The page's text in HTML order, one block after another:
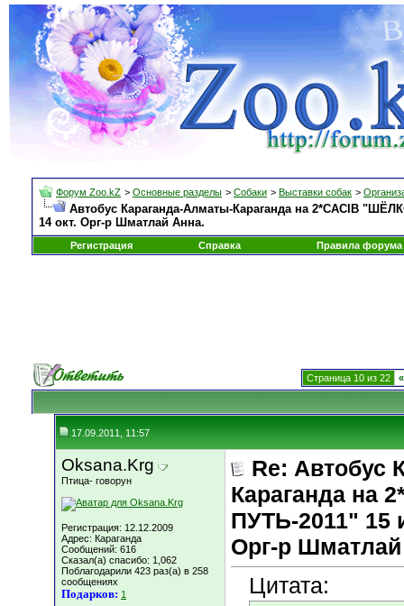
Форум Zoo.kZ > Основные разделы > Собаки > Выставки собак >
Автобус Караганда-Алматы-Караганда на 2*CACIB
14 окт. Орг-р Шматлай Анна.
Регистрация Справка Правила форума
Страница 10 из 22 «
17.09.2011, 11:57
Oksana.Krg
Птица- говорун
Регистрация: 12.12.2009
Адрес: Караганда
Сообщений: 616
Сказал(а) спасибо: 1,062
Поблагодарили 423 раз(а) в 258
сообщениях
Подарков: 1
Re: Автобус
Караганда на
ПУТЬ-2011" 15
Орг-р
Цитата: